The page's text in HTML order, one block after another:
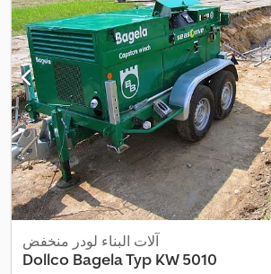
آلات البناء لودر منخفض
Dollco Bagela Typ KW 5010